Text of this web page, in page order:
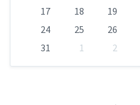
17
18 19
24
25 26
31
1 2